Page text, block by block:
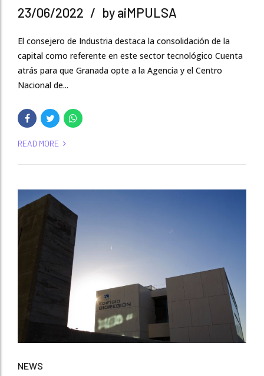
23/06/2022 by aiMPULSA
El consejero de Industria destaca la consolidación de la
capital como referente en este sector tecnológico Cuenta
atrás para que Granada opte a la Agencia y el Centro
Nacional de...
READ MORE
NEWS